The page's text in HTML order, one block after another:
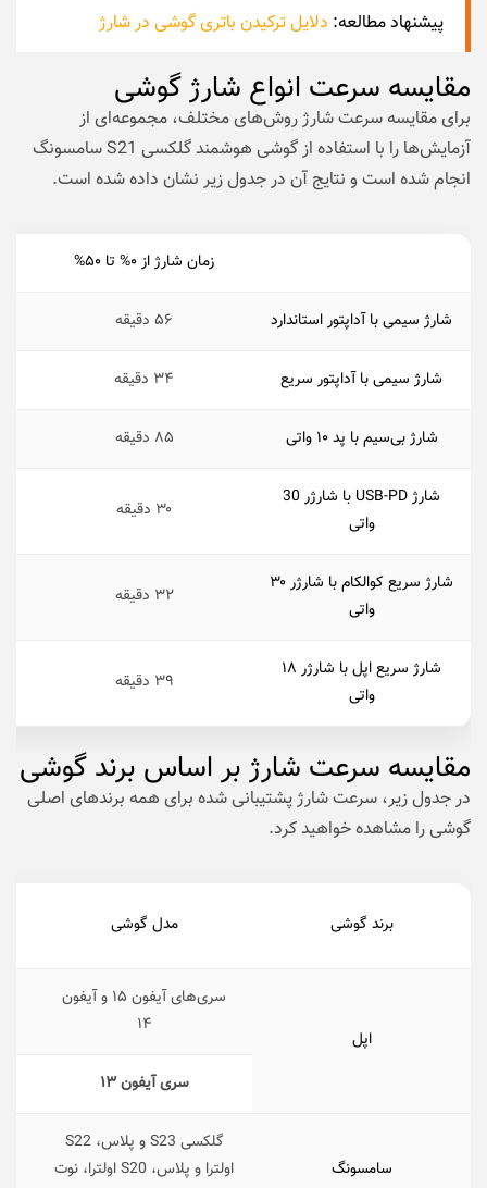
پیشنهاد مطالعه: دلایل ترکیدن باتری گوشی در شارژ
مقایسه سرعت انواع شارژ گوشی
برای مقایسه سرعت شارژ روش‌های مختلف، مجموعه‌ای از
آزمایش‌ها را با استفاده از گوشی هوشمند گلکسی S21 سامسونگ
انجام شده است و نتایج آن در جدول زیر نشان داده شده است.
زمان شارژ از ۰% تا ۵۰%
شارژ سیمی با آداپتور استاندارد ۵۶ دقیقه
شارژ سیمی با آداپتور سریع ۳۴ دقیقه
شارژ بی‌سیم با پد ۱۰ واتی ۸۵ دقیقه
شارژ USB-PD با شارژر 30
واتی
۳۰ دقیقه
شارژ سریع کوالکام با شارژر ۳۰
واتی
۳۲ دقیقه
شارژ سریع اپل با شارژر ۱۸
واتی
۳۹ دقیقه
مقایسه سرعت شارژ بر اساس برند گوشی
در جدول زیر، سرعت شارژ پشتیبانی شده برای همه برندهای اصلی
گوشی را مشاهده خواهید کرد.
برند گوشی مدل گوشی
اپل
سری‌های آیفون ۱۵ و آیفون
۱۴
سری آیفون ۱۳
سامسونگ
گلکسی S23 و پلاس، S22
اولترا و پلاس، S20 اولترا، نوت